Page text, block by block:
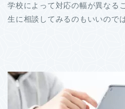
学校によって対応の幅が異なる
生に相談してみるのもいいので